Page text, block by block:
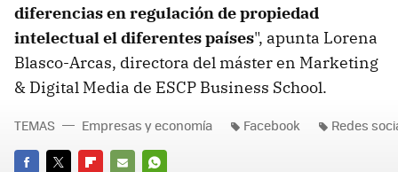
diferencias en regulación de propiedad
intelectual el diferentes países", apunta Lorena
Blasco-Arcas, directora del máster en Marketing
& Digital Media de ESCP Business School.
TEMAS Empresas y economía Facebook Redes